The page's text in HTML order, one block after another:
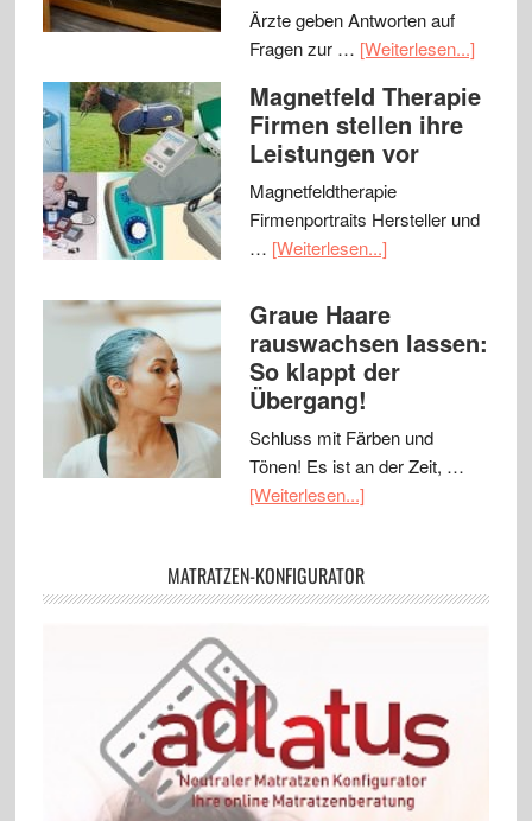
Ärzte geben Antworten auf
Fragen zur … [Weiterlesen...]
Magnetfeld Therapie
Firmen stellen ihre
Leistungen vor
Magnetfeldtherapie
Firmenportraits Hersteller und
… [Weiterlesen...]
Graue Haare
rauswachsen lassen:
So klappt der
Übergang!
Schluss mit Färben und
Tönen! Es ist an der Zeit, …
[Weiterlesen...]
MATRATZEN-KONFIGURATOR